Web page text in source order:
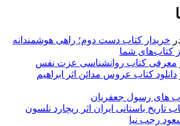
خریدار کتاب دست دوم؛ راهی هوشمندانه
کتاب‌های شما
معرفی کتاب روانشناسی عزت نفس
دانلود کتاب عروس مدائن اثر ابراهیم
های رسول جعفریان
تاریخ باستانی ایران اثر ریچارد نلسون
رجب نیا